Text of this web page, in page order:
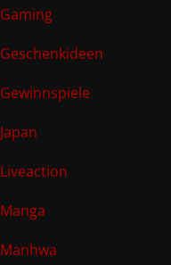
Gaming
Geschenkideen
Gewinnspiele
Japan
Liveaction
Manga
Manhwa